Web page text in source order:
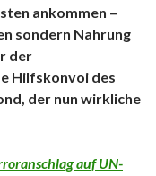
ankommen –
sondern Nahrung
der
Hilfskonvoi des
der nun wirkliche
auf UN-